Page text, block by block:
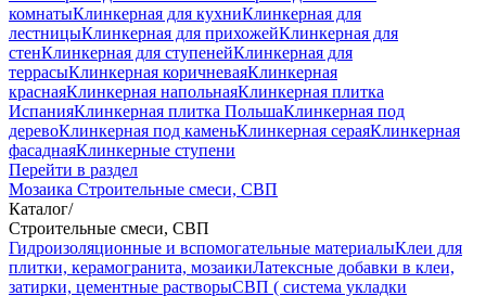
комнатыКлинкерная для кухниКлинкерная для
лестницыКлинкерная для прихожейКлинкерная для
стенКлинкерная для ступенейКлинкерная для
террасыКлинкерная коричневаяКлинкерная
краснаяКлинкерная напольнаяКлинкерная плитка
ИспанияКлинкерная плитка ПольшаКлинкерная под
деревоКлинкерная под каменьКлинкерная сераяКлинкерная
фасаднаяКлинкерные ступени
Перейти в раздел
Мозаика Строительные смеси, СВП
Каталог/
Строительные смеси, СВП
Гидроизоляционные и вспомогательные материалыКлеи для
плитки, керамогранита, мозаикиЛатексные добавки в клеи,
затирки, цементные растворыСВП ( система укладки